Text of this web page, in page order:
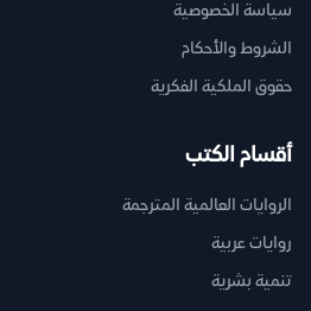
سياسة الخصوصية
الشروط والأحكام
حقوق الملكية الفكرية
أقسام الكتب
الروايات العالمية المترجمة
روايات عربية
تنمية بشرية